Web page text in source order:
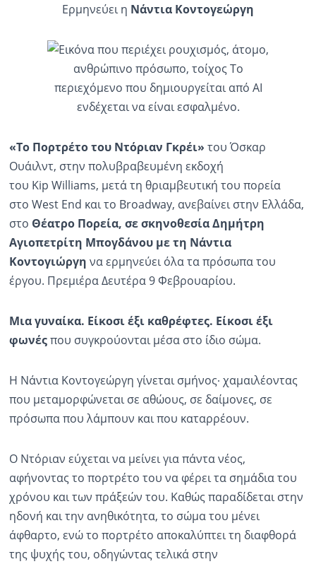
Ερμηνεύει η Νάντια Κοντογεώργη
«Το Πορτρέτο του Ντόριαν Γκρέι» του Όσκαρ
Ουάιλντ, στην πολυβραβευμένη εκδοχή
του Kip Williams, μετά τη θριαμβευτική του πορεία
στο West End και το Broadway, ανεβαίνει στην Ελλάδα,
στο Θέατρο Πορεία, σε σκηνοθεσία Δημήτρη
Αγιοπετρίτη Μπογδάνου με τη Νάντια
Κοντογιώργη να ερμηνεύει όλα τα πρόσωπα του
έργου. Πρεμιέρα Δευτέρα 9 Φεβρουαρίου.
Μια γυναίκα. Είκοσι έξι καθρέφτες. Είκοσι έξι
φωνέςπου συγκρούονται μέσα στο ίδιο σώμα.
Η Νάντια Κοντογεώργη γίνεται σμήνος∙ χαμαιλέοντας
που μεταμορφώνεται σε αθώους, σε δαίμονες, σε
πρόσωπα που λάμπουν και που καταρρέουν.
Ο Ντόριαν εύχεται να μείνει για πάντα νέος,
αφήνοντας το πορτρέτο του να φέρει τα σημάδια του
χρόνου και των πράξεών του. Καθώς παραδίδεται στην
ηδονή και την ανηθικότητα, το σώμα του μένει
άφθαρτο, ενώ το πορτρέτο αποκαλύπτει τη διαφθορά
της ψυχής του, οδηγώντας τελικά στην